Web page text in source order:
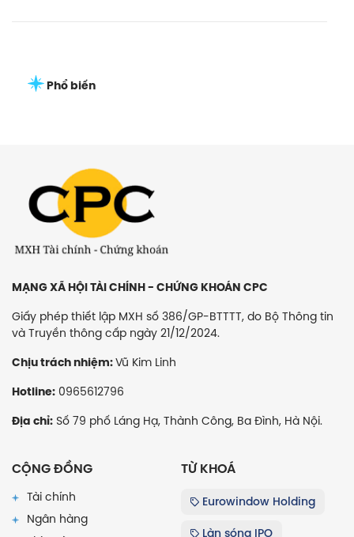
Phổ biến
MẠNG XÃ HỘI TÀI CHÍNH - CHỨNG KHOÁN CPC
Giấy phép thiết lập MXH số 386/GP-BTTTT, do Bộ Thông tin
và Truyền thông cấp ngày 21/12/2024.
Chịu trách nhiệm:Vũ Kim Linh
Hotline: 0965612796
Địa chỉ: Số 79 phố Láng Hạ, Thành Công, Ba Đình, Hà Nội.
CỘNG ĐỒNG
Tài chính
Ngân hàng
TỪ KHOÁ
Eurowindow Holding
Làn sóng IPO